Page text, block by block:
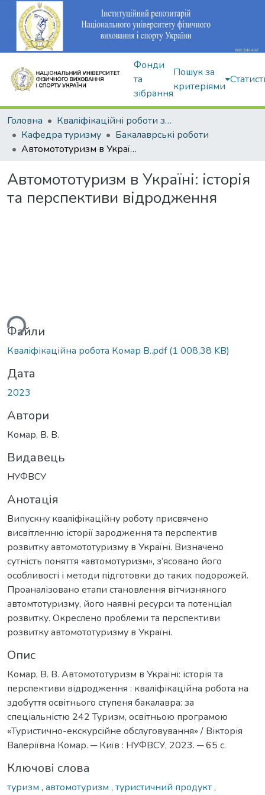
Фонди
та
зібрання
Пошук за
критеріями
Головна
Кваліфікаційні роботи здобувачів вищої освіти
Кафедра туризму
Бакалаврські роботи
Автомототуризм в Україні: історія та перспективи відродження
Автомототуризм в Україні: історія
та перспективи відродження
Файли
Кваліфікаційна робота Комар В..pdf(1 008,38 KB)
Дата
2023
Автори
Комар, В. В.
Видавець
НУФВСУ
Анотація
Випускну кваліфікаційну роботу присвячено
висвітленню історії зародження та перспектив
розвитку автомототуризму в Україні. Визначено
сутність поняття «автомотуризм», з’ясовано його
особливості і методи підготовки до таких подорожей.
Проаналізовано етапи становлення вітчизняного
автомтотуризму, його наявні ресурси та потенціал
розвитку. Окреслено проблеми та перспективи
розвитку автомототуризму в Україні.
Опис
Комар, В. В. Автомототуризм в Україні: історія та
перспективи відродження : кваліфікаційна робота на
здобуття освітнього ступеня бакалавра: за
спеціальністю 242 Туризм, освітньою програмою
«Туристично-екскурсійне обслуговування» / Вікторія
Валеріївна Комар. ─ Київ : НУФВСУ, 2023. ─ 65 с.
Ключові слова
туризм , автомотуризм , туристичний продукт,